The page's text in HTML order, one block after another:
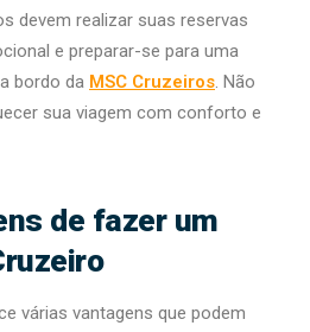
devem realizar suas reservas
e preparar-se para uma
bordo da MSC Cruzeiros. Não
sua viagem com conforto e
de fazer um
várias vantagens que podem